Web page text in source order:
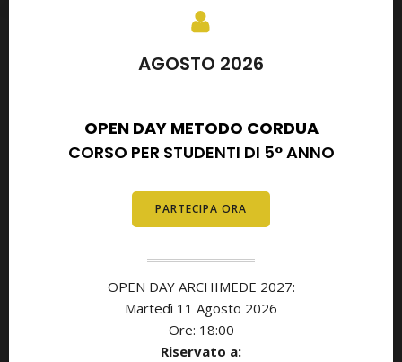
AGOSTO 2026
OPEN DAY METODO CORDUA
CORSO PER STUDENTI DI 5° ANNO
PARTECIPA ORA
OPEN DAY ARCHIMEDE 2027:
Martedì 11 Agosto 2026
Ore: 18:00
Riservato a: